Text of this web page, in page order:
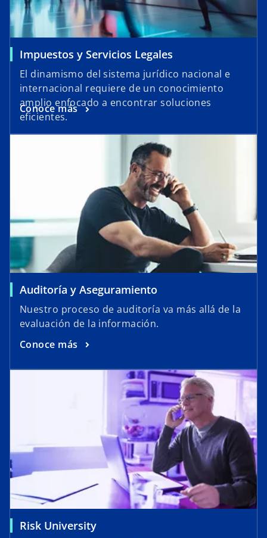
Impuestos y Servicios Legales
El dinamismo del sistema jurídico nacional e
internacional requiere de un conocimiento
amplio enfocado a encontrar soluciones
eficientes.
Conoce más
Auditoría y Aseguramiento
Nuestro proceso de auditoría va más allá de la
evaluación de la información.
Conoce más
Risk University